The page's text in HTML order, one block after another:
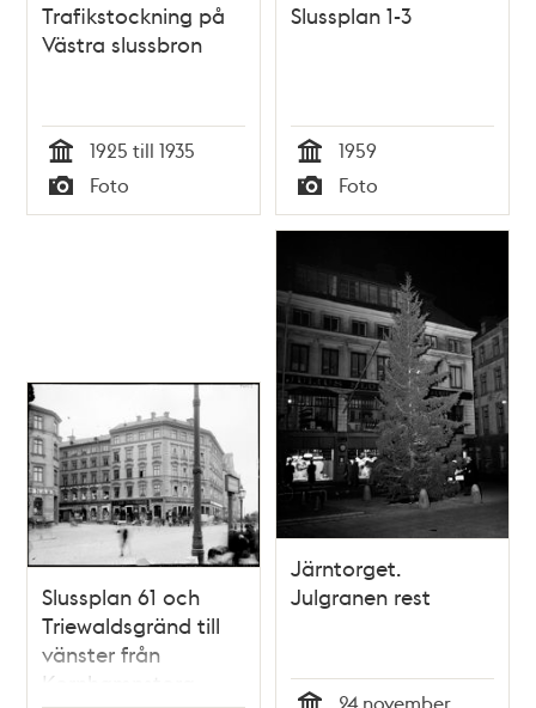
Trafikstockning på
Västra slussbron
Tid
1925 till 1935
Typ
Foto
Slussplan 1-3
Tid
1959
Typ
Foto
Slussplan 61 och
Triewaldsgränd till
vänster från
Kornhamnstorg
Järntorget.
Julgranen rest
24 november